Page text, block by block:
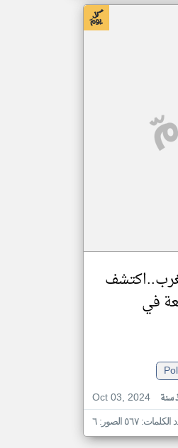
في
Oct 03, 2024
سنة
٥٦٧ الصور: ٦